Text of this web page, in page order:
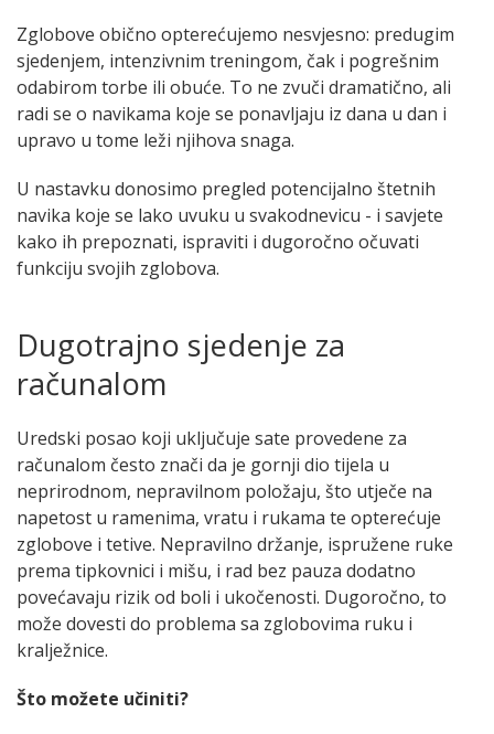
Zglobove obično opterećujemo nesvjesno: predugim
sjedenjem, intenzivnim treningom, čak i pogrešnim
odabirom torbe ili obuće. To ne zvuči dramatično, ali
radi se o navikama koje se ponavljaju iz dana u dan i
upravo u tome leži njihova snaga.
U nastavku donosimo pregled potencijalno štetnih
navika koje se lako uvuku u svakodnevicu - i savjete
kako ih prepoznati, ispraviti i dugoročno očuvati
funkciju svojih zglobova.
Dugotrajno sjedenje za
računalom
Uredski posao koji uključuje sate provedene za
računalom često znači da je gornji dio tijela u
neprirodnom, nepravilnom položaju, što utječe na
napetost u ramenima, vratu i rukama te opterećuje
zglobove i tetive. Nepravilno držanje, ispružene ruke
prema tipkovnici i mišu, i rad bez pauza dodatno
povećavaju rizik od boli i ukočenosti. Dugoročno, to
može dovesti do problema sa zglobovima ruku i
kralježnice.
Što možete učiniti?